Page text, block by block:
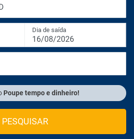
Dia de saída
16/08/2026
Poupe tempo e dinheiro!
PESQUISAR